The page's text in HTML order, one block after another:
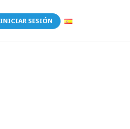
INICIAR SESIÓN